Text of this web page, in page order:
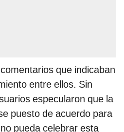
que indicaban
entre ellos. Sin
especularon que la
puesto de acuerdo para
pueda celebrar esta